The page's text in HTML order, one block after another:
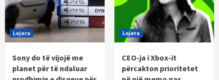
Lojera
Sony do të vijojë me
planet për të ndaluar
Lojera
CEO-ja i Xbox-it
përcakton prioritetet